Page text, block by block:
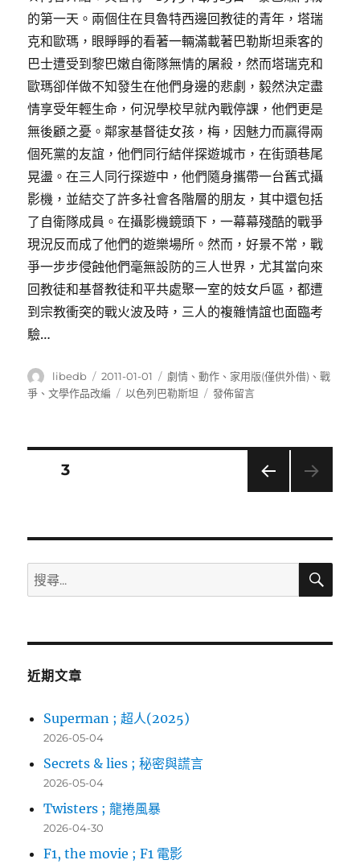
的第一天。兩個住在貝魯特西邊回教徒的青年，塔瑞
克和歐瑪，眼睜睜的看著一輛滿載著巴勒斯坦乘客的
巴士遭受到黎巴嫩自衛隊無情的屠殺，然而塔瑞克和
歐瑪卻佯做不知發生在他們身邊的悲劇，毅然決定盡
情享受年輕生命，何況學校早就內戰停課，他們更是
無後顧之憂。鄰家基督徒女孩，梅，因魅力而贏得兩
個死黨的友誼，他們同行結伴探遊城市，在街頭巷尾
晃盪。在三人同行探遊中，他們隨身攜帶一台舊式攝
影機，並結交了許多社會各階層的朋友，其中還包括
了自衛隊成員。在攝影機鏡頭下，一幕幕殘酷的戰爭
現況反而成了他們的遊樂場所。然而，好景不常，戰
爭一步步侵蝕他們毫無設防的三人世界，尤其當向來
回教徒和基督教徒和平共處聚一室的妓女戶區，都遭
到宗教衝突的戰火波及時，三人的複雜情誼也面臨考
驗…
作
者
libedb
發
佈
2011-01-01
分
類
劇情 、動作 、 家用版(僅供外借) 、 戰
爭 、文學作品改編
標
以色列巴勒斯坦
在
發佈留言
導
覽
頁次3
搜
尋
鍵
搜
近期文章
Superman ; 超人(2025)
2026-05-04
Secrets & lies ; 秘密與謊言
2026-05-04
Twisters ; 龍捲風暴
2026-04-30
F1, the movie ; F1 電影